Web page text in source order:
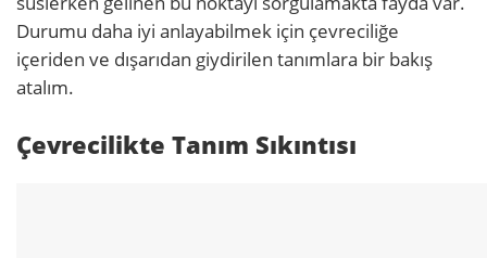
Durumu daha iyi anlayabilmek için çevreciliğe
içeriden ve dışarıdan giydirilen tanımlara bir bakış
atalım.
Çevrecilikte Tanım Sıkıntısı